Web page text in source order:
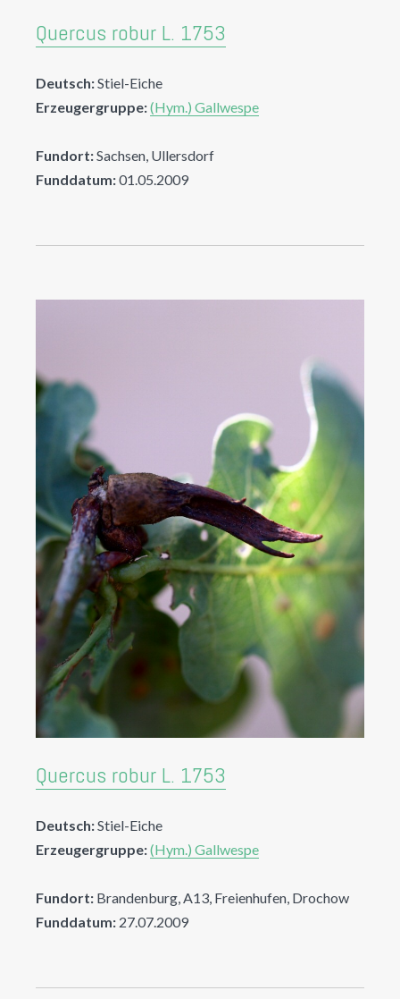
Quercus robur L. 1753
Deutsch:Stiel-Eiche
Erzeugergruppe:(Hym.) Gallwespe
Fundort:Sachsen, Ullersdorf
Funddatum:01.05.2009
Quercus robur L. 1753
Deutsch:Stiel-Eiche
Erzeugergruppe:(Hym.) Gallwespe
Fundort: Brandenburg, A13, Freienhufen, Drochow
Funddatum: 27.07.2009